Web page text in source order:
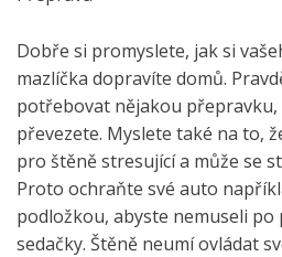
Dobře si promyslete, jak si
mazlíčka dopravíte domů.
potřebovat nějakou přepravku,
převezete. Myslete také na to,
pro štěně stresující a může se
Proto ochraňte své auto
podložkou, abyste nemuseli
sedačky. Štěně neumí ovládat